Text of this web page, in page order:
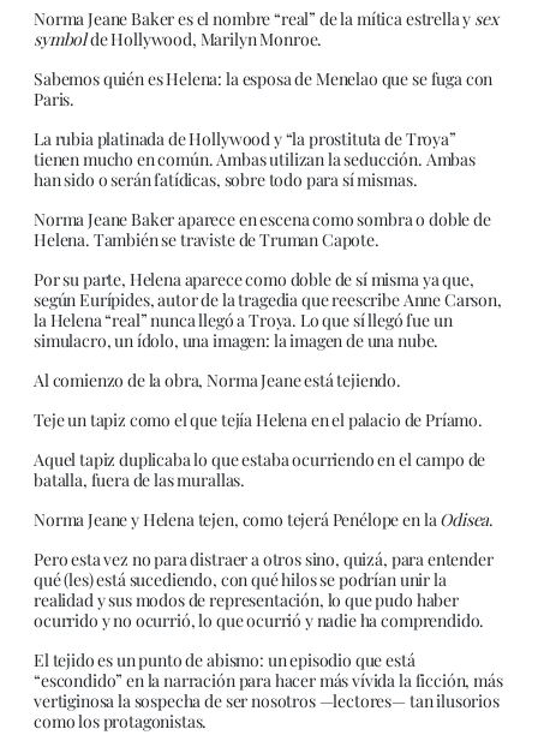
Norma Jeane Baker es el nombre “real” de la mítica estrella y sex
symbolde Hollywood, Marilyn Monroe.
Sabemos quién es Helena: la esposa de Menelao que se fuga con
Paris.
La rubia platinada de Hollywood y “la prostituta de Troya”
tienen mucho en común. Ambas utilizan la seducción. Ambas
han sido o serán fatídicas, sobre todo para sí mismas.
Norma Jeane Baker aparece en escena como sombra o doble de
Helena. También se traviste de Truman Capote.
Por su parte, Helena aparece como doble de sí misma ya que,
según Eurípides, autor de la tragedia que reescribe Anne Carson,
la Helena “real” nunca llegó a Troya. Lo que sí llegó fue un
simulacro, un ídolo, una imagen: la imagen de una nube.
Al comienzo de la obra, Norma Jeane está tejiendo.
Teje un tapiz como el que tejía Helena en el palacio de Príamo.
Aquel tapiz duplicaba lo que estaba ocurriendo en el campo de
batalla, fuera de las murallas.
Norma Jeane y Helena tejen, como tejerá Penélope en laOdisea.
Pero esta vez no para distraer a otros sino, quizá, para entender
qué (les) está sucediendo, con qué hilos se podrían unir la
realidad y sus modos de representación, lo que pudo haber
ocurrido y no ocurrió, lo que ocurrió y nadie ha comprendido.
El tejido es un punto de abismo: un episodio que está
“escondido” en la narración para hacer más vívida la ficción, más
vertiginosa la sospecha de ser nosotros —lectores— tan ilusorios
como los protagonistas.